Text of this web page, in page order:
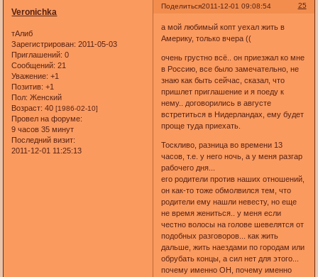
Поделиться 25
2011-12-01 09:08:54
Veronichka
тАлиб
Зарегистрирован: 2011-05-03
Приглашений: 0
Сообщений: 21
Уважение: +1
Позитив: +1
Пол: Женский
Возраст: 40[1986-02-10]
Провел на форуме:
9 часов 35 минут
Последний визит:
2011-12-01 11:25:13
а мой любимый копт уехал жить в
Америку, только вчера ((
очень грустно всё.. он приезжал ко мне
в Россию, все было замечательно, не
знаю как быть сейчас, сказал, что
пришлет приглашение и я поеду к
нему.. договорились в августе
встретиться в Нидерландах, ему будет
проще туда приехать.
Тоскливо, разница во времени 13
часов, т.е. у него ночь, а у меня разгар
рабочего дня...
его родители против наших отношений,
он как-то тоже обмолвился тем, что
родители ему нашли невесту, но еще
не время жениться.. у меня если
честно волосы на голове шевелятся от
подобных разговоров... как жить
дальше, жить наездами по городам или
обрубать концы, а сил нет для этого...
почему именно ОН, почему именно